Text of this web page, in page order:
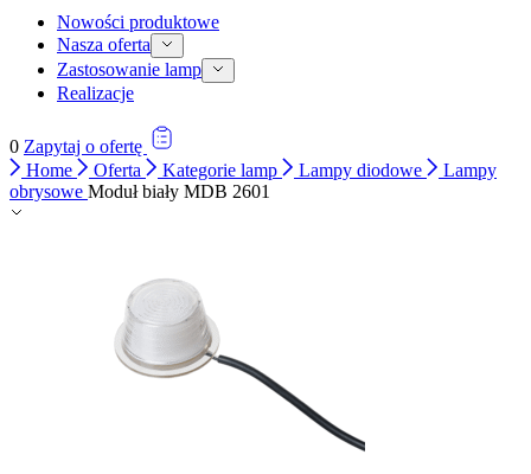
Nowości produktowe
Nasza oferta
Zastosowanie lamp
Realizacje
0 Zapytaj o ofertę
Home
Oferta Kategorie lamp Lampy diodowe
Lampy
obrysowe Moduł biały MDB 2601